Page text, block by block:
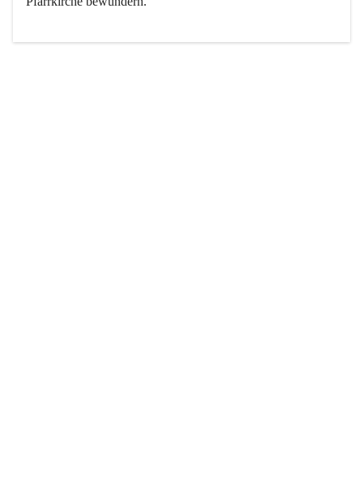
Der Weinbau dominert heute nicht mehr, ist aber integrativer